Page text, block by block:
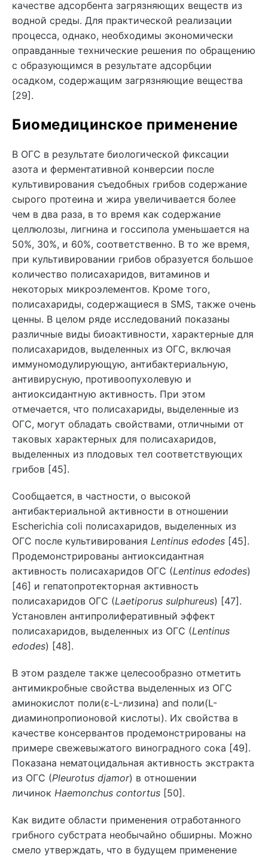
качестве адсорбента загрязняющих веществ из
водной среды. Для практической реализации
процесса, однако, необходимы экономически
оправданные технические решения по обращению
с образующимся в результате адсорбции
осадком, содержащим загрязняющие вещества
[29].
Биомедицинское применение
В ОГС в результате биологической фиксации
азота и ферментативной конверсии после
культивирования съедобных грибов содержание
сырого протеина и жира увеличивается более
чем в два раза, в то время как содержание
целлюлозы, лигнина и госсипола уменьшается на
50%, 30%, и 60%, соответственно. В то же время,
при культивировании грибов образуется большое
количество полисахаридов, витаминов и
некоторых микроэлементов. Кроме того,
полисахариды, содержащиеся в SMS, также очень
ценны. В целом ряде исследований показаны
различные виды биоактивности, характерные для
полисахаридов, выделенных из ОГС, включая
иммуномодулирующую, антибактериальную,
антивирусную, противоопухолевую и
антиоксидантную активность. При этом
отмечается, что полисахариды, выделенные из
ОГС, могут обладать свойствами, отличными от
таковых характерных для полисахаридов,
выделенных из плодовых тел соответствующих
грибов [45].
Сообщается, в частности, о высокой
антибактериальной активности в отношении
Escherichia coli полисахаридов, выделенных из
ОГС после культивирования Lentinus edodes [45].
Продемонстрированы антиоксидантная
активность полисахаридов ОГС (Lentinus edodes)
[46] и гепатопротекторная активность
полисахаридов ОГС (Laetiporus sulphureus) [47].
Установлен антипролиферативный эффект
полисахаридов, выделенных из ОГС (Lentinus
edodes) [48].
В этом разделе также целесообразно отметить
антимикробные свойства выделенных из ОГС
аминокислот поли(ε-L-лизина) and поли(L-
диаминопропионовой кислоты). Их свойства в
качестве консервантов продемонстрированы на
примере свежевыжатого виноградного сока [49].
Показана нематоцидальная активность экстракта
из ОГС (Pleurotus djamor) в отношении
личинок Haemonchus contortus [50].
Как видите области применения отработанного
грибного субстрата необычайно обширны. Можно
смело утверждать, что в будущем применение